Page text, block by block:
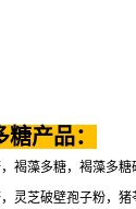
产品：
褐藻多糖，褐藻多糖
灵芝破壁孢子粉，